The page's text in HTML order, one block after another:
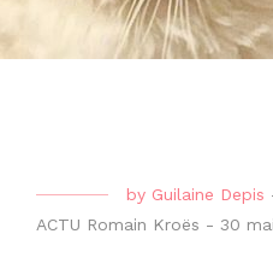
by Guilaine Depis
ACTU Romain Kroës - 30